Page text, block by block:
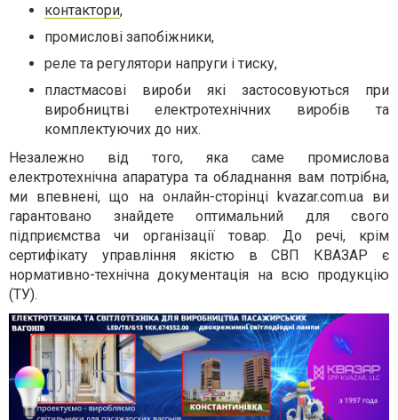
контактори,
промислові запобіжники,
реле та регулятори напруги і тиску,
пластмасові вироби які застосовуються при
виробництві електротехнічних виробів та
комплектуючих до них.
Незалежно від того, яка саме промислова
електротехнічна апаратура та обладнання вам потрібна,
ми впевнені, що на онлайн-сторінці kvazar.com.ua ви
гарантовано знайдете оптимальний для свого
підприємства чи організації товар. До речі, крім
сертифікату управління якістю в СВП КВАЗАР є
нормативно-технічна документація на всю продукцію
(ТУ).